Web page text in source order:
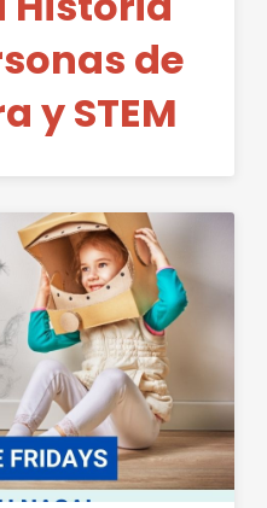
de
y STEM
Link to ¡Diversión